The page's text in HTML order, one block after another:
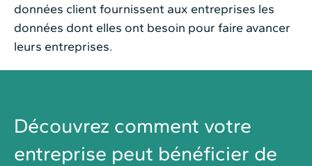
données client fournissent aux entreprises les
données dont elles ont besoin pour faire avancer
leurs entreprises.
Découvrez comment votre
entreprise peut bénéficier de